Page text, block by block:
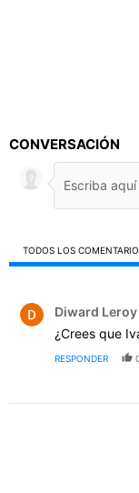
CONVERSACIÓN
TODOS LOS
Diward Leroy
¿Crees que
RESPONDER